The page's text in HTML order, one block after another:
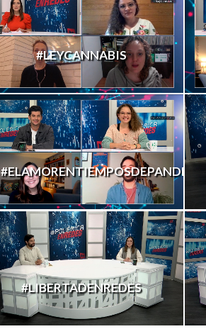
#LEYCANNABIS
#ELAMORENTIEMPOSDEPANDEMIA
#LIBERTADENREDES